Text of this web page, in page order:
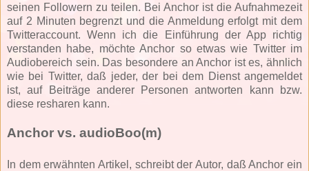
seinen Followern zu teilen. Bei Anchor ist die Aufnahmezeit
auf 2 Minuten begrenzt und die Anmeldung erfolgt mit dem
Twitteraccount. Wenn ich die Einführung der App richtig
verstanden habe, möchte Anchor so etwas wie Twitter im
Audiobereich sein. Das besondere an Anchor ist es, ähnlich
wie bei Twitter, daß jeder, der bei dem Dienst angemeldet
ist, auf Beiträge anderer Personen antworten kann bzw.
diese resharen kann.
Anchor vs. audioBoo(m)
In dem erwähnten Artikel, schreibt der Autor, daß Anchor ein